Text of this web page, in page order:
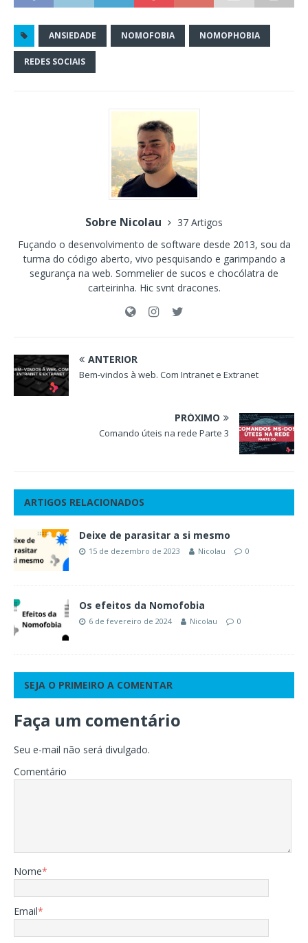
ANSIEDADE NOMOFOBIA NOMOPHOBIA
REDES SOCIAIS
Sobre Nicolau
37 Artigos
Fuçando o desenvolvimento de software desde 2013, sou da
turma do código aberto, vivo pesquisando e garimpando a
segurança na web. Sommelier de sucos e chocólatra de
carteirinha. Hic svnt dracones.
ANTERIOR
Bem-vindos à web. Com Intranet e Extranet
PRÓXIMO
Comando úteis na rede Parte 3
ARTIGOS RELACIONADOS
Deixe de parasitar a si mesmo
15 de dezembro de 2023 Nicolau 0
Os efeitos da Nomofobia
6 de fevereiro de 2024 Nicolau 0
SEJA O PRIMEIRO A COMENTAR
Faça um comentário
Seu e-mail não será divulgado.
Comentário
Nome*
Email*